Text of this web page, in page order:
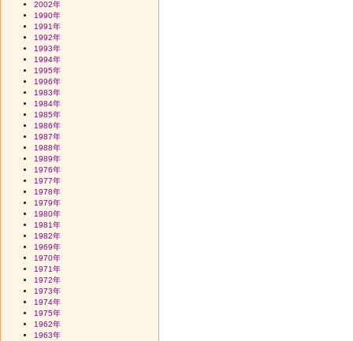
2002年
1990年
1991年
1992年
1993年
1994年
1995年
1996年
1983年
1984年
1985年
1986年
1987年
1988年
1989年
1976年
1977年
1978年
1979年
1980年
1981年
1982年
1969年
1970年
1971年
1972年
1973年
1974年
1975年
1962年
1963年